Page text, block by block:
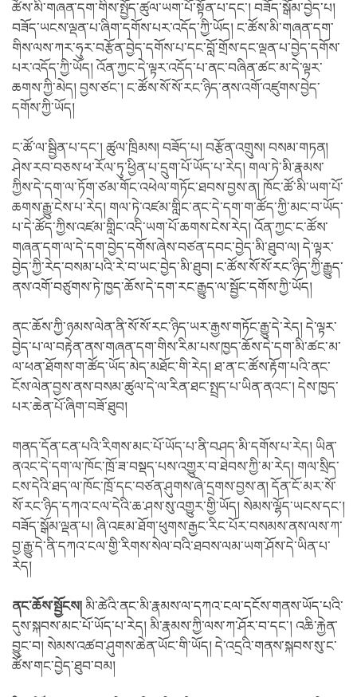
ཚོས་མི་གཞན་དག་གིས་སྤྱོད་ཚུལ་ཡག་པོ་སྟོན་པ་དང་། བཟོད་སྒོམ་བྱེད་པ།
བཟོད་ཡངས་ལྡན་པ་ཞིག་དགོས་པར་འདོད་ཀྱི་ཡོད། ང་ཚོས་མི་གཞན་དག་
གིས་ལས་ཀར་ཧུར་བརྩོན་བྱེད་དགོས་པ་དང་བློ་གྲོས་དང་ལྡན་པ་བྱེད་དགོས་
པར་འདོད་ཀྱི་ཡོད། འོན་ཀྱང་དེ་ལྟར་འདོད་པ་ནང་བཞིན་ཚང་མ་དེ་ལྟར་
ཆགས་ཀྱི་མེད། བྱས་ཙང་། ང་ཚོས་སོ་སོ་རང་ཉིད་ནས་འགོ་འཛུགས་བྱེད་
དགོས་ཀྱི་ཡོད།
ང་ཚོ་ལ་སྦྱིན་པ་དང་། ཚུལ་ཁྲིམས། བཟོད་པ། བརྩོན་འགྲུས། བསམ་གཏན།
ཤེས་རབ་བཅས་ཕ་རོལ་ཏུ་ཕྱིན་པ་དྲུག་པོ་ཡོད་པ་རེད། གལ་ཏེ་མི་རྣམས་
ཀྱིས་དེ་དག་ལ་ཏོག་ཙམ་གོང་འཕེལ་གཏོང་ཐབས་བྱས་ན། ཁོང་ཚོ་མི་ཡག་པོ་
ཆགས་རྒྱུ་ངེས་པ་རེད། གལ་ཏེ་འཛམ་གླིང་ནང་དེ་དག་ག་ཚོད་ཀྱི་མང་བ་ཡོད་
པ་དེ་ཚོད་ཀྱིས་འཛམ་གླིང་འདི་ཡག་པོ་ཆགས་ངེས་རེད། འོན་ཀྱང་ང་ཚོས་
གཞན་དག་ལ་དེ་དག་བྱེད་དགོས་ཞེས་བཙན་དབང་བྱེད་མི་ཐུབ་ལ། དེ་ལྟར་
བྱེད་ཀྱི་རེད་བསམ་པའི་རེ་བ་ཡང་བྱེད་མི་ཐུབ། ང་ཚོས་སོ་སོ་རང་ཉིད་ཀྱི་རྒྱུད་
ནས་འགོ་བཙུགས་ཏེ་ཁྱད་ཆོས་དེ་དག་རང་རྒྱུད་ལ་སྦྱོང་དགོས་ཀྱི་ཡོད།
ནང་ཆོས་ཀྱི་ཉམས་ལེན་ནི་སོ་སོ་རང་ཉིད་ཡར་རྒྱས་གཏོང་རྒྱུ་དེ་རེད། དེ་ལྟར་
བྱེད་པ་ལ་བརྟེན་ནས་གཞན་དག་གིས་རིམ་པས་ཁྱད་ཆོས་དེ་དག་མི་ཚང་མ་
ལ་ཕན་ཐོགས་ག་ཚོད་ཡོད་མེད་མཐོང་གི་རེད། ཐ་ན་ང་ཚོས་རྟོག་པའི་ནང་
ངོས་ལེན་བྱས་ནས་བསམ་ཚུལ་དེ་ལ་རིན་ཐང་སྤྲད་པ་ཡིན་ནའང་། དེས་ཁྱད་
པར་ཆེན་པོ་ཞིག་བཟོ་ཐུབ།
གནད་དོན་ངན་པའི་རིགས་མང་པོ་ཡོད་པ་ནི་བཤད་མི་དགོས་པ་རེད། ཡིན་
ནའང་དེ་དག་ལ་ཁོང་ཁྲོ་ཟ་བསྡད་པས་འགྱུར་བ་ཐེབས་ཀྱི་མ་རེད། གལ་སྲིད་
ངས་དེའི་ཐད་ལ་ཁོང་ཁྲོ་དང་བཙན་ཤུགས་ཞེ་དྲགས་བྱས་ན། དོན་ངོ་མར་སོ་
སོ་རང་ཉིད་དཀའ་ངལ་དེའི་ཆ་ཤས་སུ་འགྱུར་གྱི་ཡོད། སེམས་ལྷོད་ཡངས་དང་།
བཟོད་སྒོམ་ལྡན་པ། ཞི་འཇམ་ཐོག་ཕུགས་རྒྱང་རིང་པོར་བསམས་ནས་ལས་ཀ་
བྱ་རྒྱུ་དེ་ནི་དཀའ་ངལ་གྱི་རིགས་སེལ་བའི་ཐབས་ལམ་ཡག་ཤོས་དེ་ཡིན་པ་
རེད།
ནང་ཆོས་སྦྱོངས། མི་ཚེའི་ནང་མི་རྣམས་ལ་དཀའ་ངལ་དངོས་གནས་ཡོད་པའི་
དུས་སྐབས་མང་པོ་ཡོད་པ་རེད། མི་རྣམས་ཀྱི་ལས་ཀ་ཤོར་བ་དང་། འཆི་རྐྱེན་
བྱུང་བ། སེམས་འཚབ་ཤུགས་ཆེན་ཡོང་གི་ཡོད། དེ་འདྲའི་གནས་སྐབས་སུ་ང་
ཚོས་གང་བྱེད་ཐུབ་བམ།